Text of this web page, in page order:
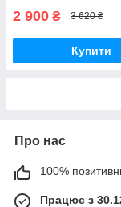
2 900 ₴ 3 620 ₴
Купити
Про нас
100%
Працює з